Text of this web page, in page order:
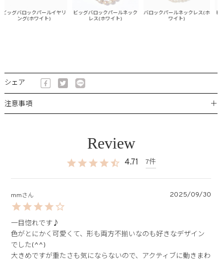
グバロックパールイヤリ
ング(ホワイト)
ビッグバロックパールネック
レス(ホワイト)
バロックパールネックレス(ホ
ワイト)
ビッ
シェア
注意事項 ＋
4.71 7
mm 2025/09/30
一目惚れです♪
色がとにかく可愛くて、形も両方不揃いなのも好きなデザイン
でした(^^)
大きめですが重たさも気にならないので、アクティブに動きまわ